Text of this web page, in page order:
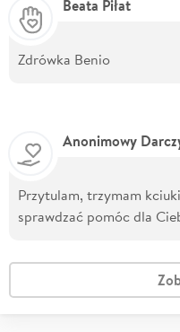
Beata Piłat
Zdrówka Benio
Anonimowy
Przytulam, trzymam
sprawdzać pomóc dla